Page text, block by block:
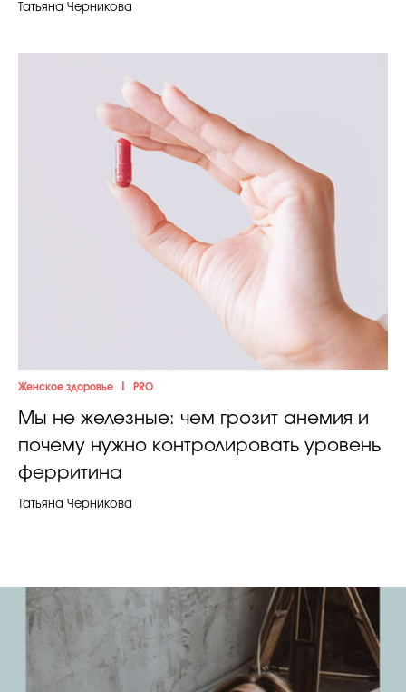
Татьяна Черникова
Женское здоровье PRO
Мы не железные: чем грозит анемия и
почему нужно контролировать уровень
ферритина
Татьяна Черникова